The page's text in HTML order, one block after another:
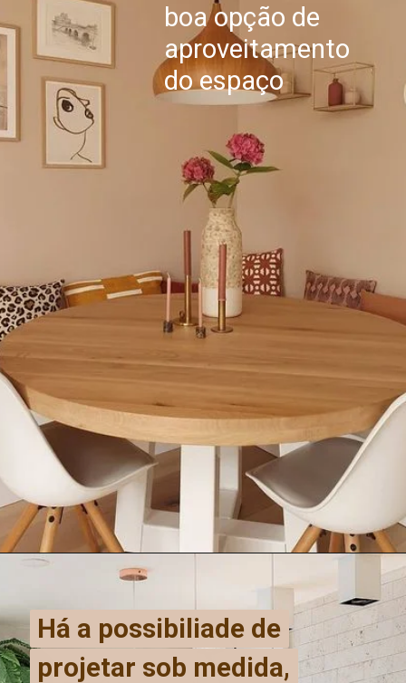
boa opção de
aproveitamento
do espaço
Há a possibiliade de
projetar sob medida,
Há a possibiliade de
projetar sob medida,